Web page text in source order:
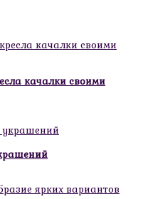
качалки своими